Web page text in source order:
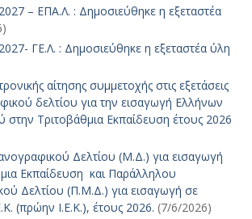
– ΕΠΑ.Λ. : Δημοσιεύθηκε η εξεταστέα
ΓΕ.Λ. : Δημοσιεύθηκε η εξεταστέα ύλη
αίτησης συμμετοχής στις εξετάσεις
δελτίου για την εισαγωγή Ελλήνων
στην Τριτοβάθμια Εκπαίδευση έτους 2026
Δελτίου (Μ.Δ.) για εισαγωγή
Εκπαίδευση και Παράλληλου
Δελτίου (Π.Μ.Δ.) για εισαγωγή σε
(πρώην Ι.Ε.Κ.), έτους 2026. (7/6/2026)